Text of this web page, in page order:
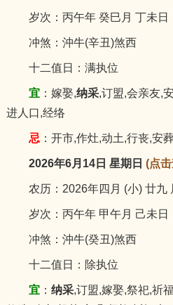
岁次：丙午年 癸巳月 丁未日
冲煞：沖牛(辛丑)煞西
十二值日：满执位
宜：嫁娶,纳采,订盟,会亲友,
进人口,经络
忌 ：开市,作灶,动土,行丧,安
2026年6月14日 星期日 (点
农历：2026年四月 (小) 廿九
岁次：丙午年 甲午月 己未日
冲煞：沖牛(癸丑)煞西
十二值日：除执位
宜： 纳采,订盟,嫁娶,祭祀,祈